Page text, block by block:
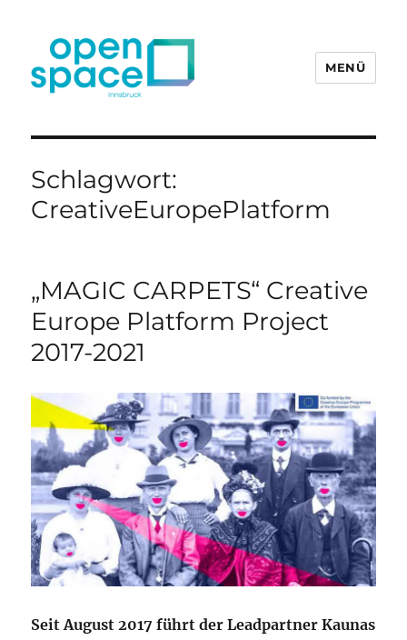
MENÜ
Schlagwort:
CreativeEuropePlatform
„MAGIC CARPETS“ Creative
Europe Platform Project
2017-2021
Seit August 2017 führt der Leadpartner Kaunas